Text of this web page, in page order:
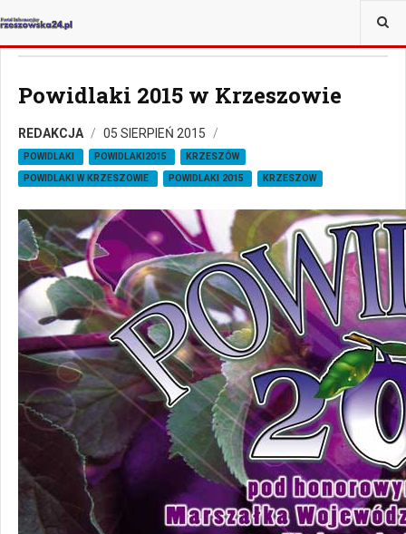
JESTEŚ TUTAJ:
Powidlaki 2015 w Krzeszowie
REDAKCJA 05 SIERPIEŃ 2015
POWIDLAKI POWIDLAKI2015
KRZESZÓW
POWIDLAKI W KRZESZOWIE
POWIDLAKI 2015 KRZESZOW